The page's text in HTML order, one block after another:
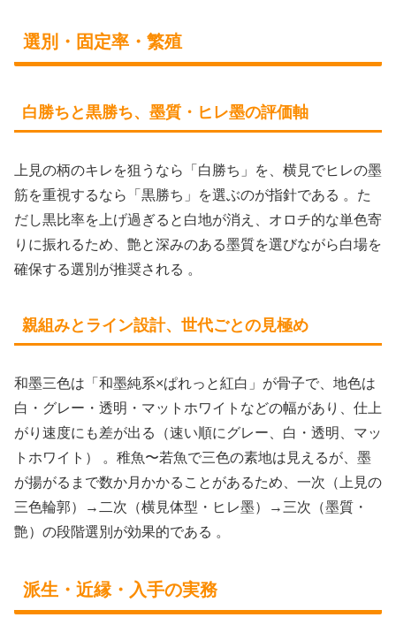
選別・固定率・繁殖
白勝ちと黒勝ち、墨質・ヒレ墨の評価軸
上見の柄のキレを狙うなら「白勝ち」を、横見でヒレの墨
筋を重視するなら「黒勝ち」を選ぶのが指針である 。た
だし黒比率を上げ過ぎると白地が消え、オロチ的な単色寄
りに振れるため、艶と深みのある墨質を選びながら白場を
確保する選別が推奨される 。
親組みとライン設計、世代ごとの見極め
和墨三色は「和墨純系×ぱれっと紅白」が骨子で、地色は
白・グレー・透明・マットホワイトなどの幅があり、仕上
がり速度にも差が出る（速い順にグレー、白・透明、マッ
トホワイト） 。稚魚〜若魚で三色の素地は見えるが、墨
が揚がるまで数か月かかることがあるため、一次（上見の
三色輪郭）→二次（横見体型・ヒレ墨）→三次（墨質・
艶）の段階選別が効果的である 。
派生・近縁・入手の実務